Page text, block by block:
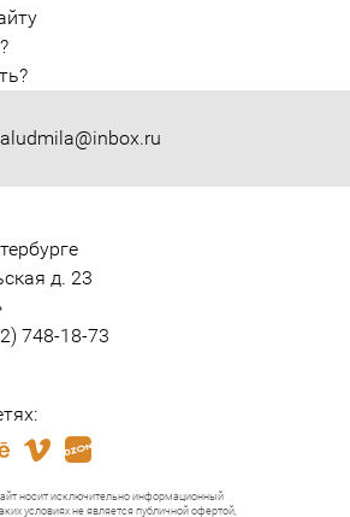
aludmila@inbox.ru
д. 23
748-18-73
носит исключительно информационный
условиях не является публичной офертой,